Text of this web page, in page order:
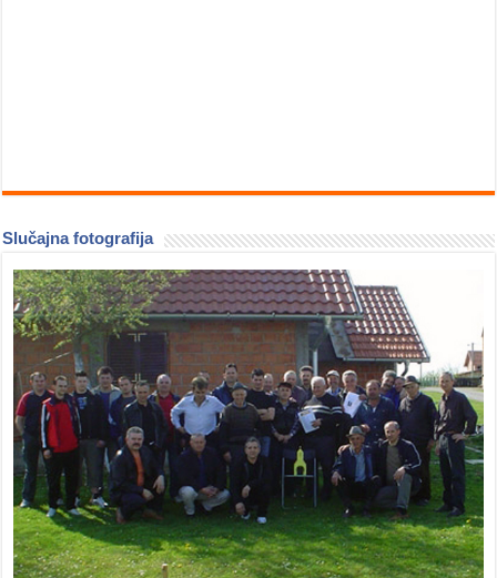
Slučajna fotografija